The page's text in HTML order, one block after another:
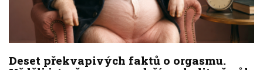
Deset překvapivých faktů o orgasmu.